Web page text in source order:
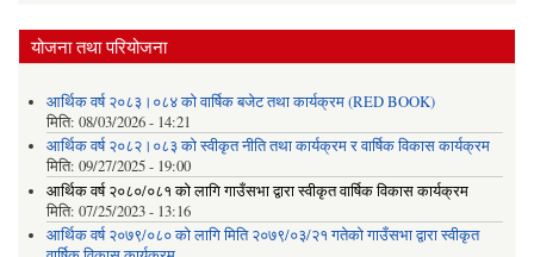
योजना तथा परियोजना
आर्थिक वर्ष २०८३।०८४ को वार्षिक बजेट तथा कार्यक्रम (RED BOOK)
मिति: 08/03/2026 - 14:21
आर्थिक वर्ष २०८२।०८३ को स्वीकृत नीति तथा कार्यक्रम र वार्षिक विकास कार्यक्रम
मिति: 09/27/2025 - 19:00
आर्थिक वर्ष २०८०/०८१ को लागि गाउँसभा द्वारा स्वीकृत वार्षिक विकास कार्यक्रम
मिति: 07/25/2023 - 13:16
आर्थिक वर्ष २०७९/०८० को लागि मिति २०७९/०३/२१ गतेको गाउँसभा द्वारा स्वीकृत